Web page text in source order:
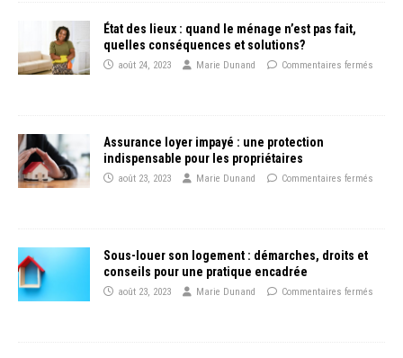
État des lieux : quand le ménage n’est pas fait,
quelles conséquences et solutions?
août 24, 2023 Marie Dunand Commentaires fermés
Assurance loyer impayé : une protection
indispensable pour les propriétaires
août 23, 2023 Marie Dunand Commentaires fermés
Sous-louer son logement : démarches, droits et
conseils pour une pratique encadrée
août 23, 2023 Marie Dunand Commentaires fermés